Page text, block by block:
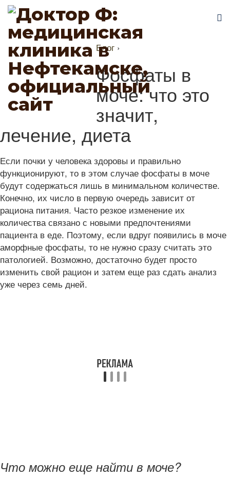
Блог ›
Фосфаты в
моче: что это
значит,
лечение, диета
Если почки у человека здоровы и правильно
функционируют, то в этом случае фосфаты в моче
будут содержаться лишь в минимальном количестве.
Конечно, их число в первую очередь зависит от
рациона питания. Часто резкое изменение их
количества связано с новыми предпочтениями
пациента в еде. Поэтому, если вдруг появились в моче
аморфные фосфаты, то не нужно сразу считать это
патологией. Возможно, достаточно будет просто
изменить свой рацион и затем еще раз сдать анализ
уже через семь дней.
Что можно еще найти в моче?